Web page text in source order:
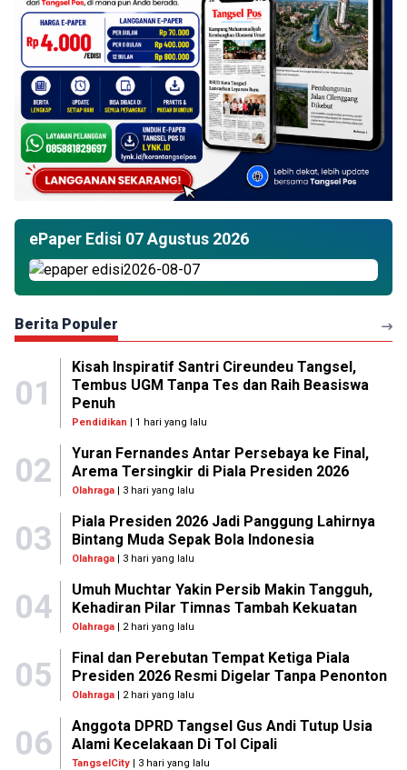
ePaper Edisi 07 Agustus 2026
Berita Populer
01
Kisah Inspiratif Santri Cireundeu Tangsel,
Tembus UGM Tanpa Tes dan Raih Beasiswa
Penuh
Pendidikan | 1 hari yang lalu
02
Yuran Fernandes Antar Persebaya ke Final,
Arema Tersingkir di Piala Presiden 2026
Olahraga| 3 hari yang lalu
03
Piala Presiden 2026 Jadi Panggung Lahirnya
Bintang Muda Sepak Bola Indonesia
Olahraga| 3 hari yang lalu
04
Umuh Muchtar Yakin Persib Makin Tangguh,
Kehadiran Pilar Timnas Tambah Kekuatan
Olahraga| 2 hari yang lalu
05
Final dan Perebutan Tempat Ketiga Piala
Presiden 2026 Resmi Digelar Tanpa Penonton
Olahraga| 2 hari yang lalu
06
Anggota DPRD Tangsel Gus Andi Tutup Usia
Alami Kecelakaan Di Tol Cipali
TangselCity| 3 hari yang lalu